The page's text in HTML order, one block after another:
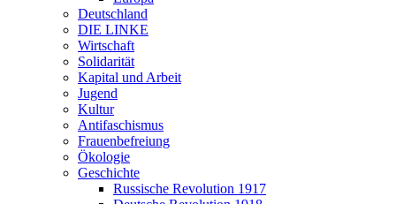
Deutschland
DIE LINKE
Wirtschaft
Solidarität
Kapital und Arbeit
Jugend
Kultur
Antifaschismus
Frauenbefreiung
Ökologie
Geschichte
Russische Revolution 1917